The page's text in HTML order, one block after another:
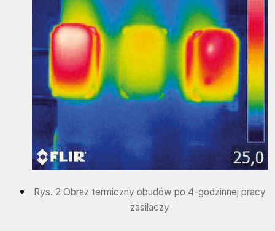
Rys. 2 Obraz termiczny obudów po 4-godzinnej pracy
zasilaczy